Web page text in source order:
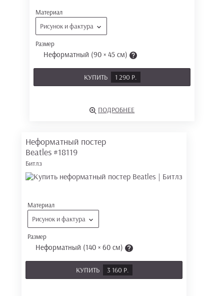
Материал
Рисунок и фактура
Размер
Неформатный (90 × 45 см)
КУПИТЬ 1 290 Р.
ПОДРОБНЕЕ
Неформатный постер
Beatles #18119
Битлз
Материал
Рисунок и фактура
Размер
Неформатный (140 × 60 см)
КУПИТЬ 3 160 Р.